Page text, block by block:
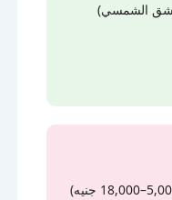
الشمسي)